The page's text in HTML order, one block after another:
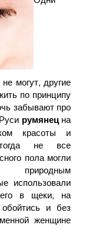
могут, другие
по принципу
забывают про
румянецна
красоты и
не все
пола могли
природным
использовали
его в щеки, на
и без
женщине